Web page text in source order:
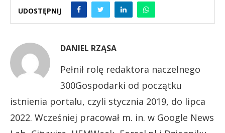
UDOSTĘPNIJ
DANIEL RZĄSA
Pełnił rolę redaktora naczelnego
300Gospodarki od początku
istnienia portalu, czyli stycznia 2019, do lipca
2022. Wcześniej pracował m. in. w Google News